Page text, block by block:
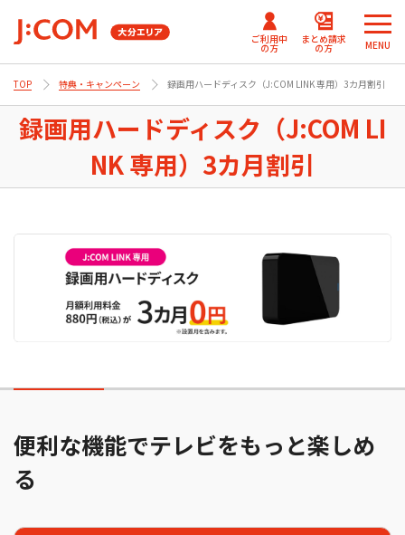
ご利用中
の方
メ
ュ
テレビ番組情報/プレゼン
ト・優待
Fun！J:COM
J:COM
ご契約内容確認・変更 マイページ
Netflix利⽤開始について
（J:COM TV フレックス）
まとめ請求
の方
メ
ュ
J:COMまとめ請求
for NETFLIX
まとめ請求
（DAZN）
MENU
TOP 特典・キャンペーン 録画用ハードディスク（J:COM LINK 専用）3カ月割引
録画用ハードディスク（J:COM LI
NK 専用）3カ月割引
便利な機能でテレビをもっと楽しめ
る